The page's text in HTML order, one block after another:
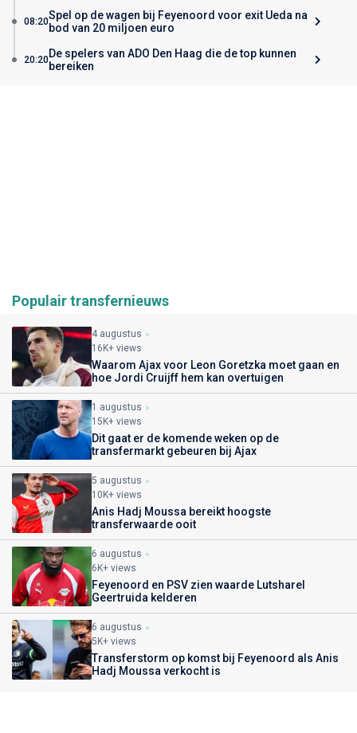
08:20Spel op de wagen bij Feyenoord voor exit Ueda na
bod van 20 miljoen euro
20:20De spelers van ADO Den Haag die de top kunnen
bereiken
Populair transfernieuws
4 augustus
16K+ views
Waarom Ajax voor Leon Goretzka moet gaan en
hoe Jordi Cruijff hem kan overtuigen
1 augustus
15K+ views
Dit gaat er de komende weken op de
transfermarkt gebeuren bij Ajax
5 augustus
10K+ views
Anis Hadj Moussa bereikt hoogste
transferwaarde ooit
6 augustus
6K+ views
Feyenoord en PSV zien waarde Lutsharel
Geertruida kelderen
6 augustus
5K+ views
Transferstorm op komst bij Feyenoord als Anis
Hadj Moussa verkocht is